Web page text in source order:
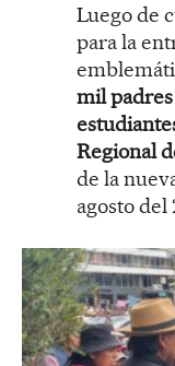
Luego de
para la
mil
Regional
de la
agosto del